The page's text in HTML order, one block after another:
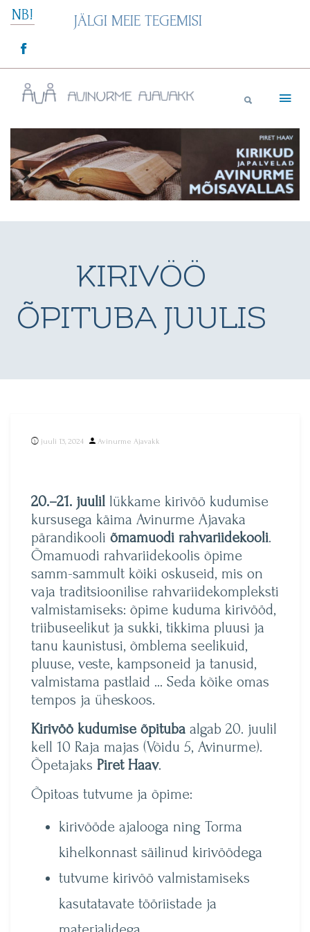
Skip
NB! JÄLGI MEIE TEGEMISI
Avinurme Ajavakk
KIRIVÖÖ
ÕPITUBA JUULIS
juuli 13, 2024
Posted
Avinurme Ajavakk
20.–21. juulil lükkame kirivöö kudumise
kursusega käima Avinurme Ajavaka
pärandikooli õmamuodi rahvariidekooli.
Õmamuodi rahvariidekoolis õpime
samm-sammult kõiki oskuseid, mis on
vaja traditsioonilise rahvariidekompleksti
valmistamiseks: õpime kuduma kirivööd,
triibuseelikut ja sukki, tikkima pluusi ja
tanu kaunistusi, õmblema seelikuid,
pluuse, veste, kampsoneid ja tanusid,
valmistama pastlaid … Seda kõike omas
tempos ja üheskoos.
Kirivöö kudumise õpituba algab 20. juulil
kell 10 Raja majas (Võidu 5, Avinurme).
Õpetajaks Piret Haav.
Õpitoas tutvume ja õpime:
kirivööde ajalooga ning Torma
kihelkonnast säilinud kirivöödega
tutvume kirivöö valmistamiseks
kasutatavate tööriistade ja